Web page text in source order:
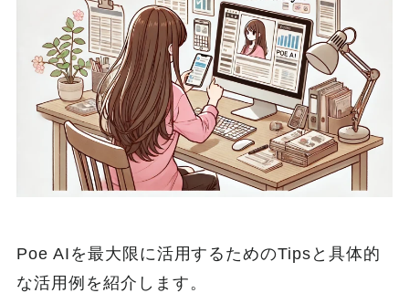
Poe AIを最大限に活用するためのTipsと具体的
な活用例を紹介します。